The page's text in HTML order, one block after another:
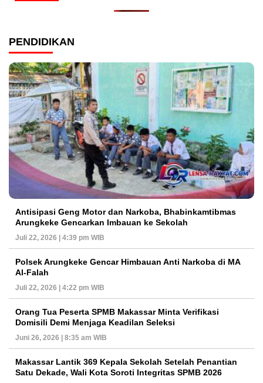
PENDIDIKAN
Antisipasi Geng Motor dan Narkoba, Bhabinkamtibmas
Arungkeke Gencarkan Imbauan ke Sekolah
Juli 22, 2026 | 4:39 pm WIB
Polsek Arungkeke Gencar Himbauan Anti Narkoba di MA
Al-Falah
Juli 22, 2026 | 4:22 pm WIB
Orang Tua Peserta SPMB Makassar Minta Verifikasi
Domisili Demi Menjaga Keadilan Seleksi
Juni 26, 2026 | 8:35 am WIB
Makassar Lantik 369 Kepala Sekolah Setelah Penantian
Satu Dekade, Wali Kota Soroti Integritas SPMB 2026